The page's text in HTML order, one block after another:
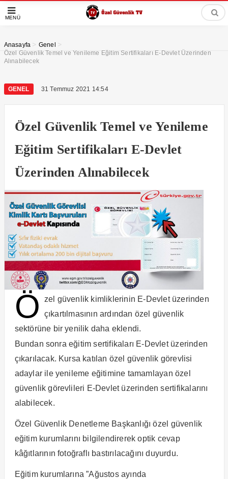
MENÜ
Anasayfa > Genel >
Özel Güvenlik Temel ve Yenileme Eğitim Sertifikaları E-Devlet Üzerinden
Alınabilecek
GENEL 31 Temmuz 2021 14:54
Özel Güvenlik Temel ve Yenileme
Eğitim Sertifikaları E-Devlet
Üzerinden Alınabilecek
Ö
zel güvenlik kimliklerinin E-Devlet üzerinden
çıkartılmasının ardından özel güvenlik
sektörüne bir yenilik daha eklendi.
Bundan sonra eğitim sertifikaları E-Devlet üzerinden
çıkarılacak. Kursa katılan özel güvenlik görevlisi
adaylar ile yenileme eğitimine tamamlayan özel
güvenlik görevlileri E-Devlet üzerinden sertifikalarını
alabilecek.
Özel Güvenlik Denetleme Başkanlığı özel güvenlik
eğitim kurumlarını bilgilendirerek optik cevap
kâğıtlarının fotoğraflı bastırılacağını duyurdu.
Eğitim kurumlarına ”Ağustos ayında